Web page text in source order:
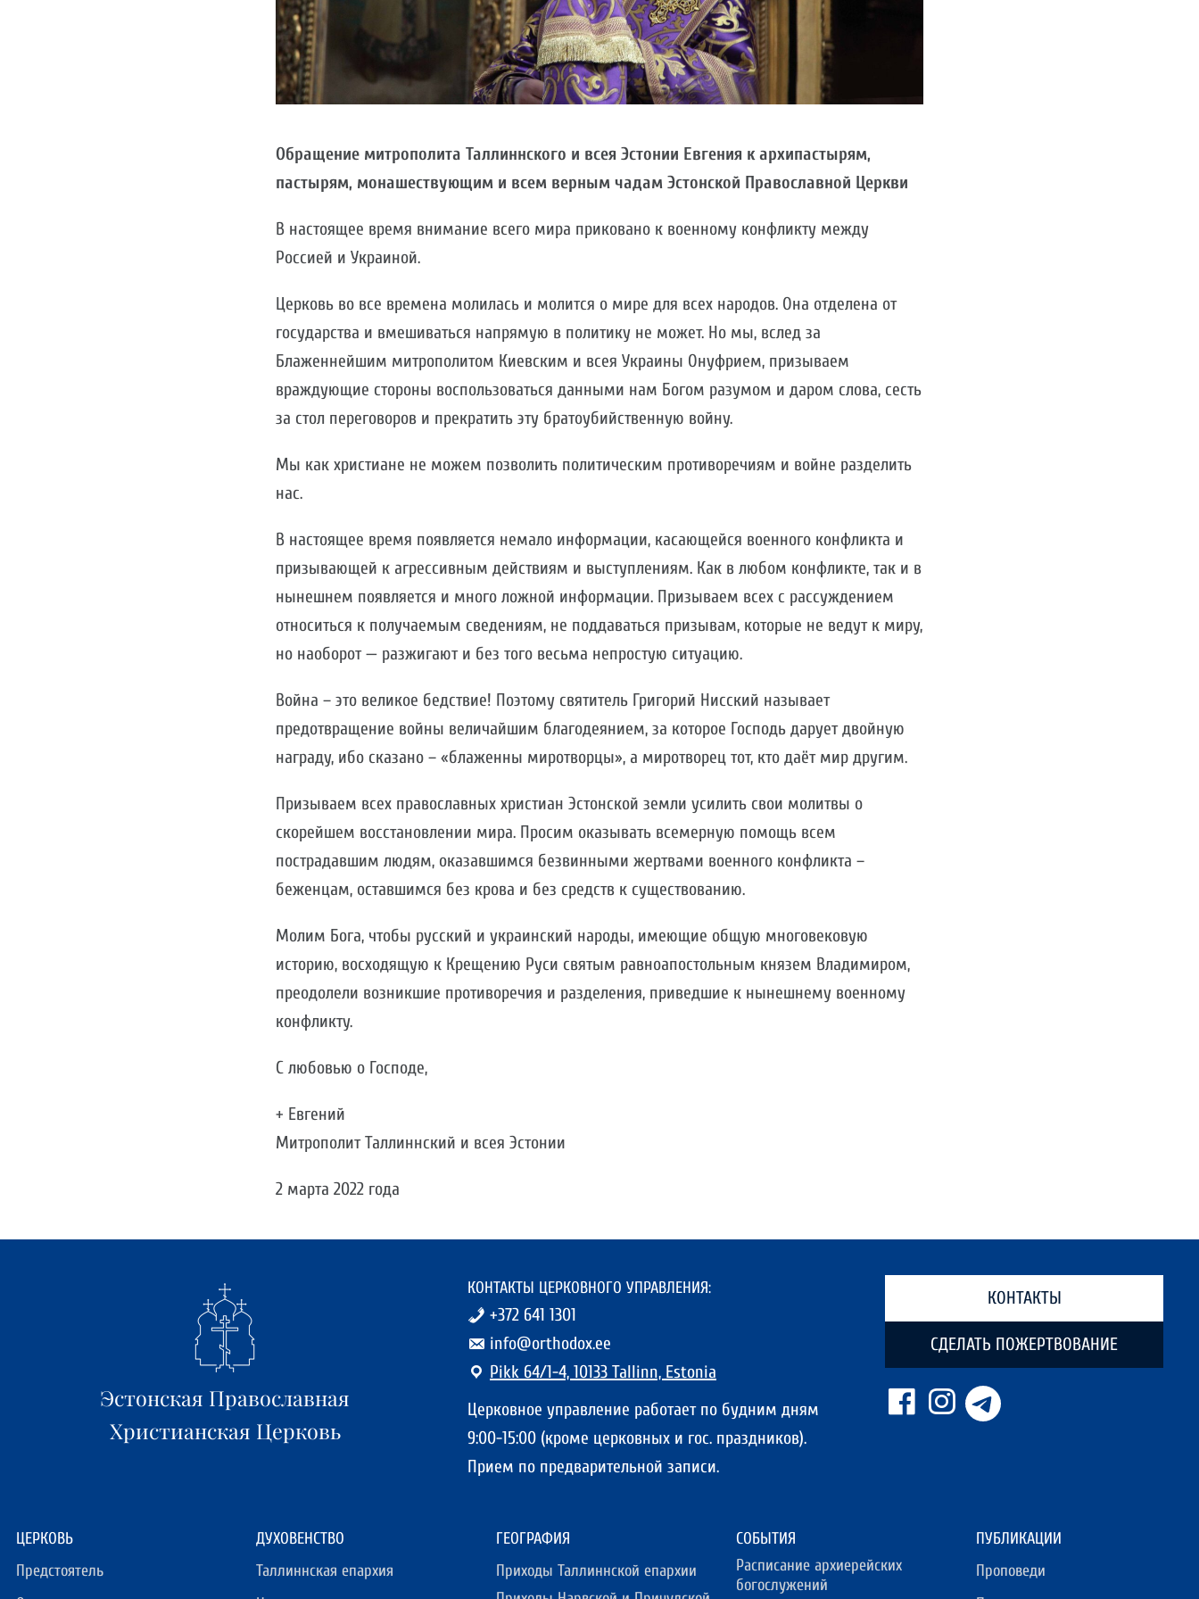
Обращение митрополита Таллиннского и всея Эстонии Евгения к архипастырям,
пастырям, монашествующим и всем верным чадам Эстонской Православной Церкви
В настоящее время внимание всего мира приковано к военному конфликту между
Россией и Украиной.
Церковь во все времена молилась и молится о мире для всех народов. Она отделена от
государства и вмешиваться напрямую в политику не может. Но мы, вслед за
Блаженнейшим митрополитом Киевским и всея Украины Онуфрием, призываем
враждующие стороны воспользоваться данными нам Богом разумом и даром слова, сесть
за стол переговоров и прекратить эту братоубийственную войну.
Мы как христиане не можем позволить политическим противоречиям и войне разделить
нас.
В настоящее время появляется немало информации, касающейся военного конфликта и
призывающей к агрессивным действиям и выступлениям. Как в любом конфликте, так и в
нынешнем появляется и много ложной информации. Призываем всех с рассуждением
относиться к получаемым сведениям, не поддаваться призывам, которые не ведут к миру,
но наоборот — разжигают и без того весьма непростую ситуацию.
Война – это великое бедствие! Поэтому святитель Григорий Нисский называет
предотвращение войны величайшим благодеянием, за которое Господь дарует двойную
награду, ибо сказано – «блаженны миротворцы», а миротворец тот, кто даёт мир другим.
Призываем всех православных христиан Эстонской земли усилить свои молитвы о
скорейшем восстановлении мира. Просим оказывать всемерную помощь всем
пострадавшим людям, оказавшимся безвинными жертвами военного конфликта –
беженцам, оставшимся без крова и без средств к существованию.
Молим Бога, чтобы русский и украинский народы, имеющие общую многовековую
историю, восходящую к Крещению Руси святым равноапостольным князем Владимиром,
преодолели возникшие противоречия и разделения, приведшие к нынешнему военному
конфликту.
С любовью о Господе,
+ Евгений
Митрополит Таллиннский и всея Эстонии
2 марта 2022 года
Эстонская Православная
Христианская Церковь
КОНТАКТЫ ЦЕРКОВНОГО УПРАВЛЕНИЯ:
+372 641 1301
info@orthodox.ee
Pikk 64/1-4, 10133 Tallinn, Estonia
Церковное управление работает по будним дням
9:00-15:00 (кроме церковных и гос. праздников).
Прием по предварительной записи.
КОНТАКТЫ
СДЕЛАТЬ ПОЖЕРТВОВАНИЕ
ЦЕРКОВЬ
Предстоятель
ДУХОВЕНСТВО
Таллиннская епархия
ГЕОГРАФИЯ
Приходы Таллиннской епархии
СОБЫТИЯ
Расписание архиерейских
богослужений
ПУБЛИКАЦИИ
Проповеди